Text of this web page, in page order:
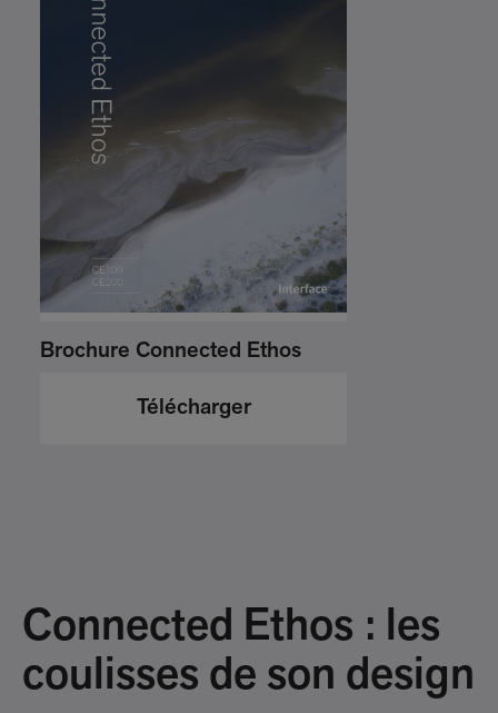
Brochure Connected Ethos
Télécharger
Connected Ethos : les
coulisses de son design